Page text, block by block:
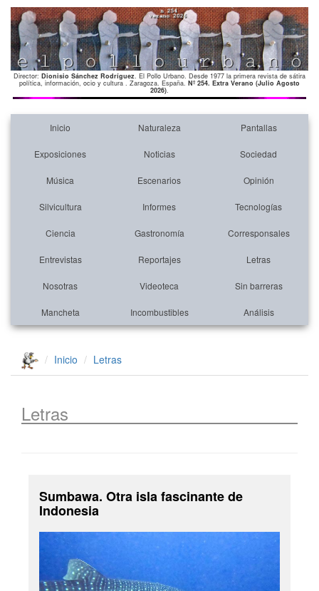
Director: Dionisio Sánchez Rodríguez. El Pollo Urbano. Desde 1977 la primera revista de sátira
política, información, ocio y cultura . Zaragoza. España. Nº 254. Extra Verano (Julio Agosto
2026).
Inicio Naturaleza Pantallas
Exposiciones Noticias Sociedad
Música Escenarios Opinión
Silvicultura Informes Tecnologías
Ciencia Gastronomía Corresponsales
Entrevistas Reportajes Letras
Nosotras Videoteca Sin barreras
Mancheta Incombustibles Análisis
Inicio Letras
Letras
Sumbawa. Otra isla fascinante de
Indonesia